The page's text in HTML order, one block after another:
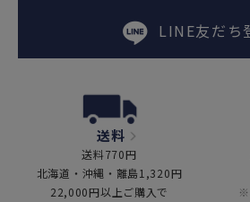
LINE友だち
送料
送料770円
北海道・沖縄・離島1,320円
22,000円以上ご購入で
※